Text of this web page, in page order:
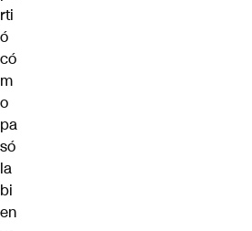
rti
ó
có
m
o
pa
só
la
bi
en